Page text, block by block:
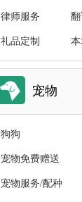
律师服务
礼品定制
宠物
狗狗
宠物免费赠送
宠物服务/配种